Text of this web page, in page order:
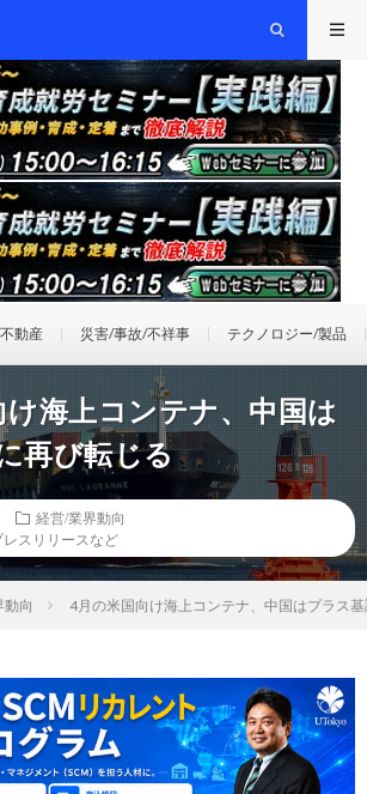
動産 災害/事故/不祥事 テクノロジー/製品
海上コンテナ、中国は
再び転じる
経営/業界動向
レスリリースなど
向 4月の米国向け海上コンテナ、中国はプラス